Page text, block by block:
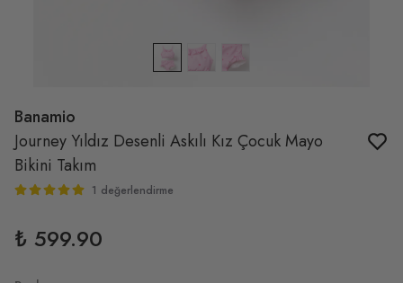
Banamio
Journey Yıldız Desenli Askılı Kız Çocuk Mayo
Bikini Takım
1 değerlendirme
₺ 599.90